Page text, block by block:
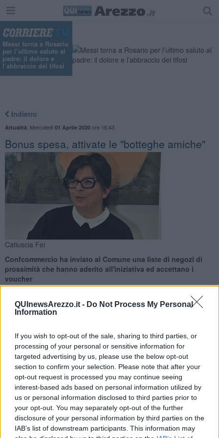
QUInewsArezzo.it - Do Not Process My Personal
Information
If you wish to opt-out of the sale, sharing to third parties, or
processing of your personal or sensitive information for
targeted advertising by us, please use the below opt-out
section to confirm your selection. Please note that after your
opt-out request is processed you may continue seeing
interest-based ads based on personal information utilized by
us or personal information disclosed to third parties prior to
your opt-out. You may separately opt-out of the further
disclosure of your personal information by third parties on the
IAB’s list of downstream participants. This information may
Messi torna a Rosario
per l’ultimo saluto al
padre: il dolore e
l’abbraccio dei tifosi
Indietro
Attualità Mercoledì 01 Aprile 2020ore 16:43
Bonus spesa, attivate le "botteghe amiche"
Catiuscia Fei
Confcommercio ha inviato al Comune una liste di negozi di
prossimità che hanno aderito all'iniziativa ed accettano i
voucher
AREZZO —I fondi stanziati a sostegno delle famiglie in difficoltà
verranno distribuiti secondo criteri di priorità legati alla
composizione del nucleo familiare e alle effettive necessità, previa
valutazione della veridicità delle autodicertificazioni.
Confcommercio ha offerto il proprio contributo invitando il sindaco
Ghinelli a inserire nella lista degli esercizi aderenti anche piccole e
medie botteghe di prossimità. Macellerie, fruttivendoli, panetterie,
realtà locali che meglio si prestano al nuovo modo di fare acquisti
evitando assembramenti e code.